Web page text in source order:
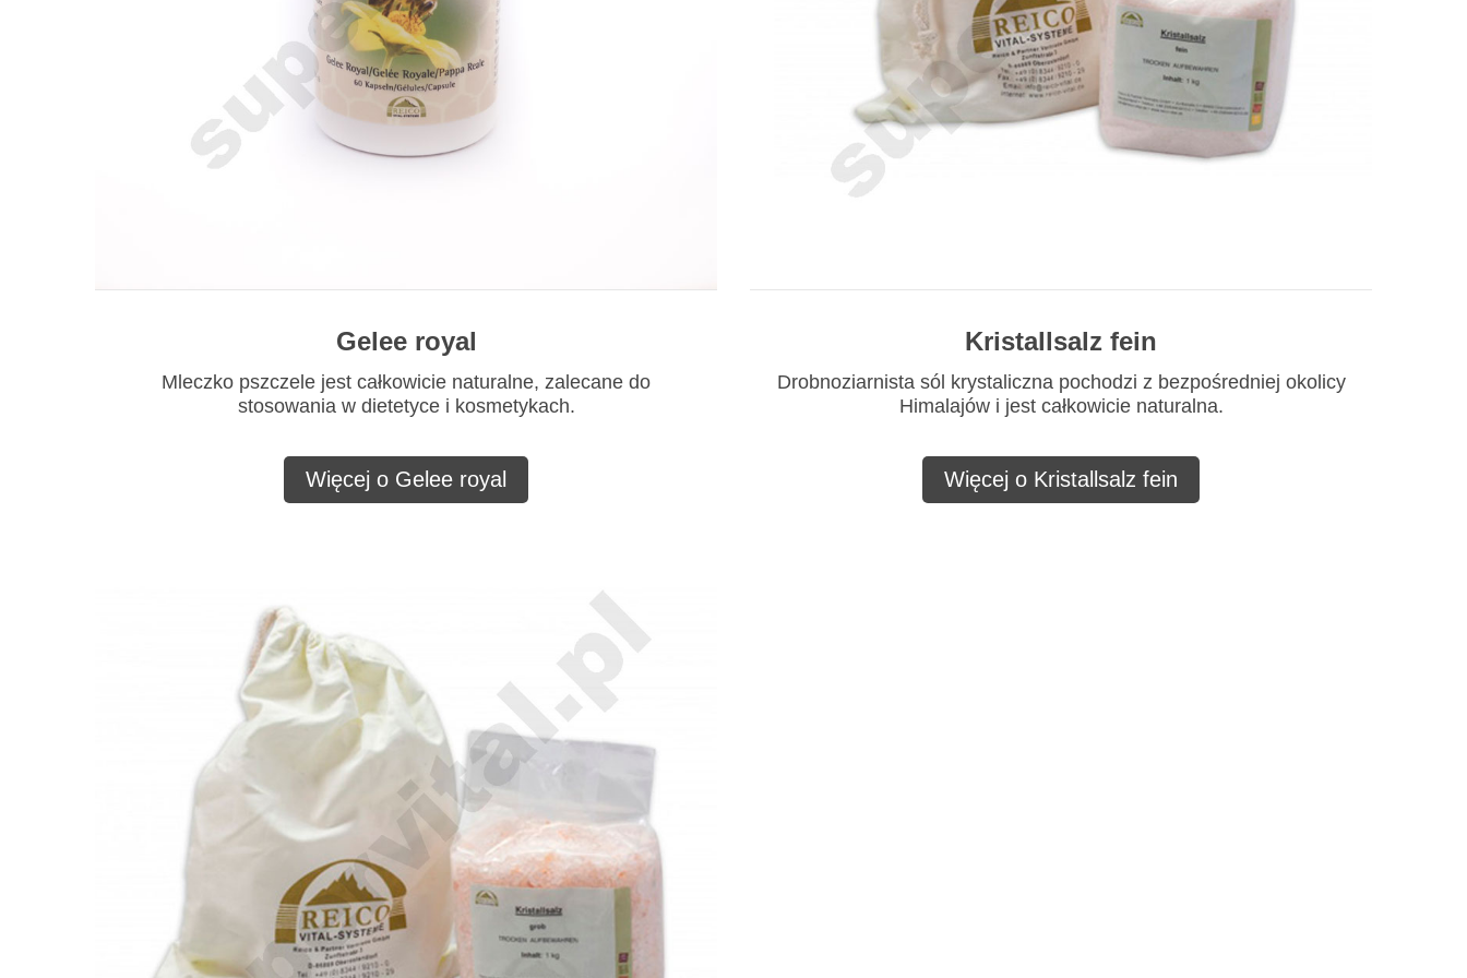
Gelee royal
Mleczko pszczele jest całkowicie naturalne, zalecane do
stosowania w dietetyce i kosmetykach.
Więcej o Gelee royal
Kristallsalz fein
Drobnoziarnista sól krystaliczna pochodzi z bezpośredniej okolicy
Himalajów i jest całkowicie naturalna.
Więcej o Kristallsalz fein